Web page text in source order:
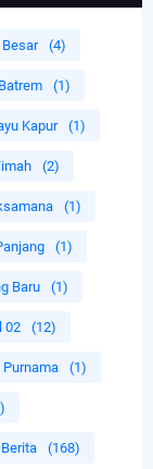
(4)
(1)
Kapur (1)
(2)
(1)
(1)
Baru (1)
02 (12)
Purnama (1)
Berita (168)